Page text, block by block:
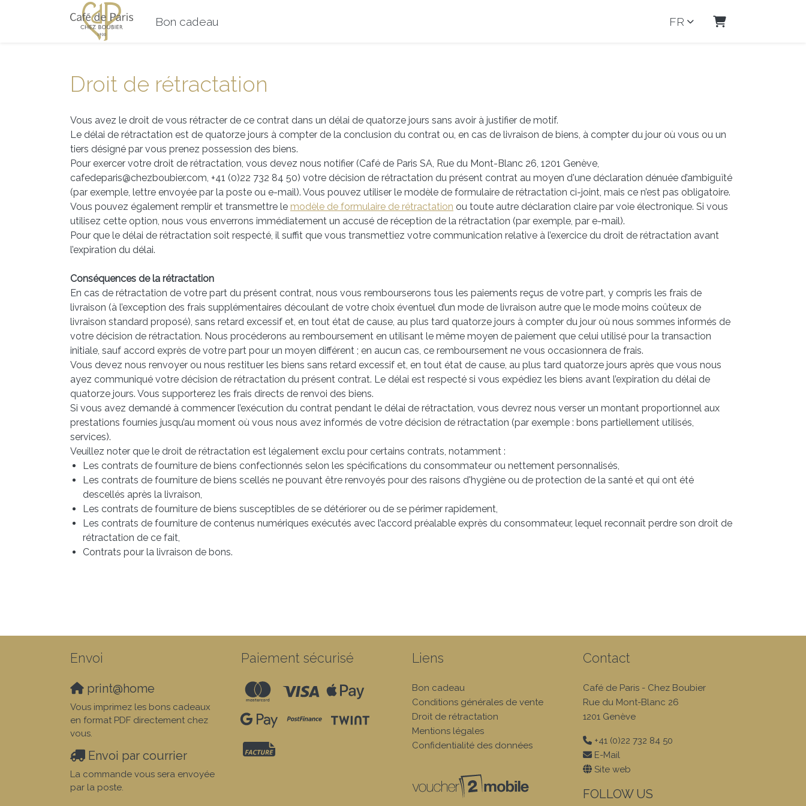
Bon cadeau FR
Panier
Droit de rétractation
Vous avez le droit de vous rétracter de ce contrat dans un délai de quatorze jours sans avoir à justifier de motif.
Le délai de rétractation est de quatorze jours à compter de la conclusion du contrat ou, en cas de livraison de biens, à compter du jour où vous ou un
tiers désigné par vous prenez possession des biens.
Pour exercer votre droit de rétractation, vous devez nous notifier (Café de Paris SA, Rue du Mont-Blanc 26, 1201 Genève,
cafedeparis@chezboubier.com, +41 (0)22 732 84 50) votre décision de rétractation du présent contrat au moyen d'une déclaration dénuée d’ambiguïté
(par exemple, lettre envoyée par la poste ou e-mail). Vous pouvez utiliser le modèle de formulaire de rétractation ci-joint, mais ce n’est pas obligatoire.
Vous pouvez également remplir et transmettre le modèle de formulaire de rétractation ou toute autre déclaration claire par voie électronique. Si vous
utilisez cette option, nous vous enverrons immédiatement un accusé de réception de la rétractation (par exemple, par e-mail).
Pour que le délai de rétractation soit respecté, il suffit que vous transmettiez votre communication relative à l’exercice du droit de rétractation avant
l’expiration du délai.
Conséquences de la rétractation
En cas de rétractation de votre part du présent contrat, nous vous rembourserons tous les paiements reçus de votre part, y compris les frais de
livraison (à l’exception des frais supplémentaires découlant de votre choix éventuel d’un mode de livraison autre que le mode moins coûteux de
livraison standard proposé), sans retard excessif et, en tout état de cause, au plus tard quatorze jours à compter du jour où nous sommes informés de
votre décision de rétractation. Nous procéderons au remboursement en utilisant le même moyen de paiement que celui utilisé pour la transaction
initiale, sauf accord exprès de votre part pour un moyen différent ; en aucun cas, ce remboursement ne vous occasionnera de frais.
Vous devez nous renvoyer ou nous restituer les biens sans retard excessif et, en tout état de cause, au plus tard quatorze jours après que vous nous
ayez communiqué votre décision de rétractation du présent contrat. Le délai est respecté si vous expédiez les biens avant l’expiration du délai de
quatorze jours. Vous supporterez les frais directs de renvoi des biens.
Si vous avez demandé à commencer l’exécution du contrat pendant le délai de rétractation, vous devrez nous verser un montant proportionnel aux
prestations fournies jusqu’au moment où vous nous avez informés de votre décision de rétractation (par exemple : bons partiellement utilisés,
services).
Veuillez noter que le droit de rétractation est légalement exclu pour certains contrats, notamment :
Les contrats de fourniture de biens confectionnés selon les spécifications du consommateur ou nettement personnalisés,
Les contrats de fourniture de biens scellés ne pouvant être renvoyés pour des raisons d'hygiène ou de protection de la santé et qui ont été
descellés après la livraison,
Les contrats de fourniture de biens susceptibles de se détériorer ou de se périmer rapidement,
Les contrats de fourniture de contenus numériques exécutés avec l’accord préalable exprès du consommateur, lequel reconnaît perdre son droit de
rétractation de ce fait,
Contrats pour la livraison de bons.
Envoi
print@home
Vous imprimez les bons cadeaux
en format PDF directement chez
vous.
Envoi par courrier
La commande vous sera envoyée
par la poste.
Paiement sécurisé Liens
Bon cadeau
Conditions générales de vente
Droit de rétractation
Mentions légales
Confidentialité des données
Contact
Café de Paris - Chez Boubier
Rue du Mont-Blanc 26
1201 Genève
+41 (0)22 732 84 50
E-Mail
Site web
FOLLOW US